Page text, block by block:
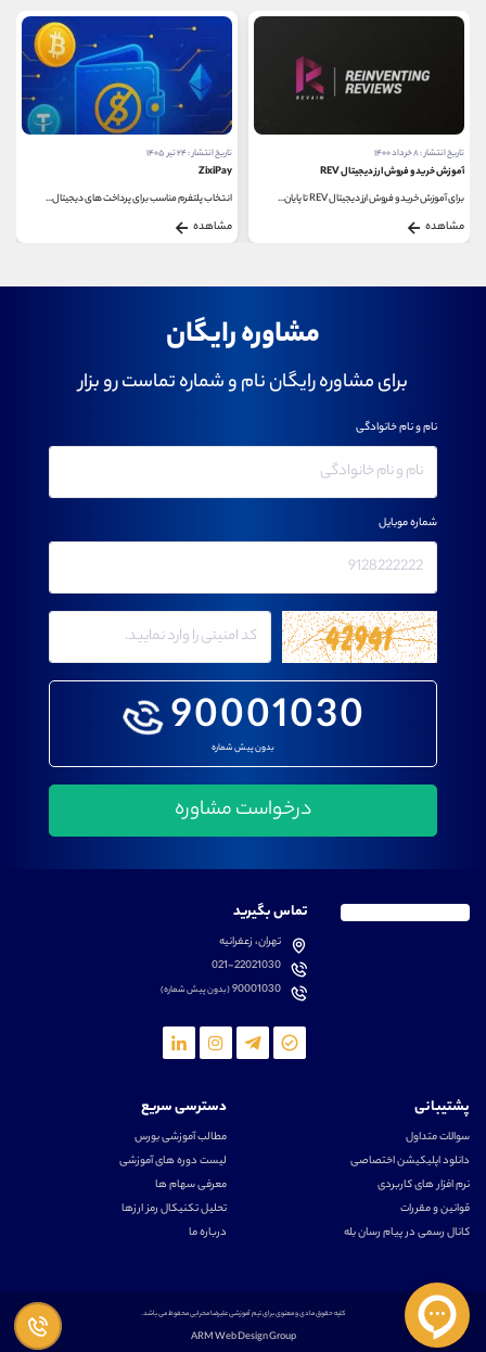
تاریخ انتشار : ۲۴ تیر ۱۴۰۵
ZixiPay
انتخاب پلتفرم مناسب برای پرداخت‌ های دیجیتال...
مشاهده
تاریخ انتشار : ۲۰ تیر ۱۴۰۲
نحوه‌ی ثبت تراکنش در بلاک چین
بلاک چین هر روز نقش موثرتری در زندگی مردم پیدا...
مشاهده
مشاوره رایگان
برای مشاوره رایگان نام و شماره تماست رو بزار
90001030
بدون پیش شماره
نام و نام خانوادگی
شماره موبایل
تماس بگیرید
تهران، زعفرانیه
021-22021030
90001030(بدون پیش شماره)
پشتیبانی
سوالات متداول
دانلود اپلیکیشن اختصاصی
نرم افزار های کاربردی
قوانین و مقررات
کانال رسمی در پیام رسان بله
دسترسی سریع
مطالب آموزشی بورس
لیست دوره های آموزشی
معرفی سهام ها
تحلیل تکنیکال رمز ارزها
درباره ما
کلیه حقوق مادی و معنوی برای تیم آموزشی علیرضا محرابی محفوظ می باشد.
ARM Web Design Group